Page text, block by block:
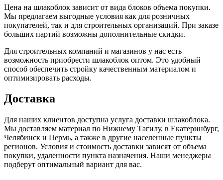
Цена на шлакоблок зависит от вида блоков объема покупки.
Мы предлагаем выгодные условия как для розничных
покупателей, так и для строительных организаций. При заказе
больших партий возможны дополнительные скидки.
Для строительных компаний и магазинов у нас есть
возможность приобрести шлакоблок оптом. Это удобный
способ обеспечить стройку качественным материалом и
оптимизировать расходы.
Доставка
Для наших клиентов доступна услуга доставки шлакоблока.
Мы доставляем материал по Нижнему Тагилу, в Екатеринбург,
Челябинск и Пермь, а также в другие населенные пункты
регионов. Условия и стоимость доставки зависят от объема
покупки, удаленности пункта назначения. Наши менеджеры
подберут оптимальный вариант для вас.